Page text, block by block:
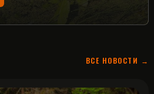
ВСЕ НОВОСТИ →